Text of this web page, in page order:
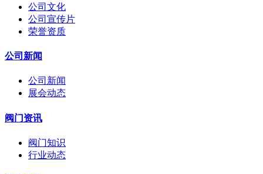
公司文化
公司宣传片
荣誉资质
公司新闻
公司新闻
展会动态
阀门资讯
阀门知识
行业动态